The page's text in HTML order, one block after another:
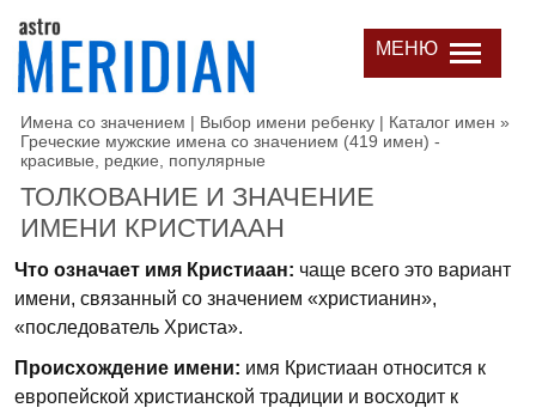
МЕНЮ
Имена со значением | Выбор имени ребенку | Каталог имен »
Греческие мужские имена со значением (419 имен) -
красивые, редкие, популярные
ТОЛКОВАНИЕ И ЗНАЧЕНИЕ
ИМЕНИ КРИСТИААН
Что означает имя Кристиаан: чаще всего это вариант
имени, связанный со значением «христианин»,
«последователь Христа».
Происхождение имени: имя Кристиаан относится к
европейской христианской традиции и восходит к